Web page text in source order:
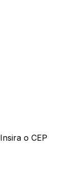
Insira o CEP